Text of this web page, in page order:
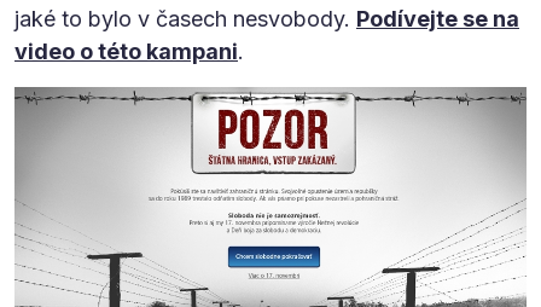
jaké to bylo v časech nesvobody. Podívejte se na
video o této kampani.